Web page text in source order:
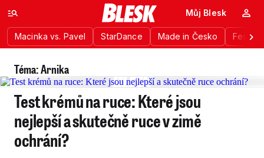
Macinka vs. Pavel StarDance Made in Česko
Můj Blesk
Téma: Arnika
Test krémů na ruce: Které jsou
nejlepší a skutečně ruce v zimě
ochrání?